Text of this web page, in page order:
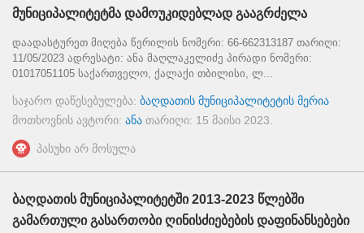
მუნიციპალიტეტმა დამოუკიდებლად გააგრძელა
დაადასტურეთ მიღება წერილის ნომერი: 66-662313187 თარიღი:
11/05/2023 ადრესატი: ანა მაღლაკელიძე პირადი ნომერი:
01017051105 საქართველო, ქალაქი თბილისი, ლ...
საჯარო დაწესებულება: ბაღდათის მუნიციპალიტეტის მერია
მოთხოვნის ავტორი: ანა თარიღი: 15 მაისი 2023
პასუხი არ მოსულა
ბაღდათის მუნიციპალიტეტში 2013-2023 წლებში
გამართული გასართობი ღინისძიებების დაფინანსებები